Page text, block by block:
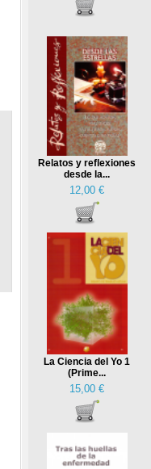
Relatos y reflexiones
desde la...
12,00 €
La Ciencia del Yo 1
(Prime...
15,00 €